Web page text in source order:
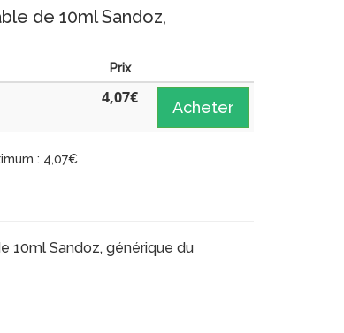
de 10ml Sandoz,
Prix
4,07€
Acheter
: 4,07€
10ml Sandoz, générique du